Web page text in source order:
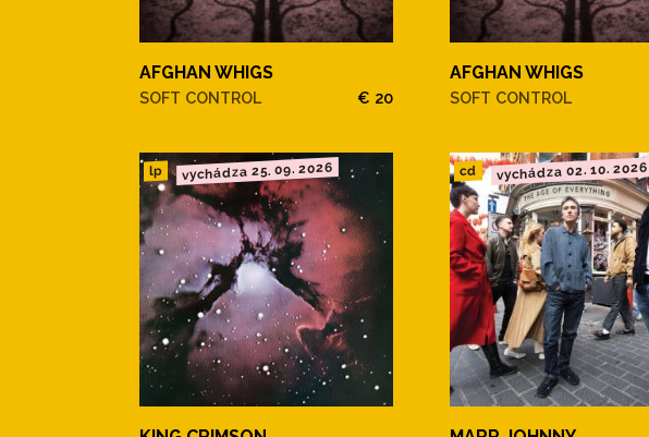
AFGHAN WHIGS
SOFT CONTROL € 20
AFGHAN WHIGS
SOFT CONTROL
lp vychádza 25. 09. 2026 cd vychádza 02. 10. 2026